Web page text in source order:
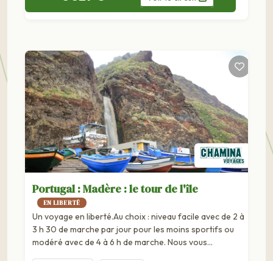
Portugal : Madère : le tour de l'île
EN LIBERTÉ
Un voyage en liberté.Au choix : niveau facile avec de 2 à
3 h 30 de marche par jour pour les moins sportifs ou
modéré avec de 4 à 6 h de marche. Nous vous